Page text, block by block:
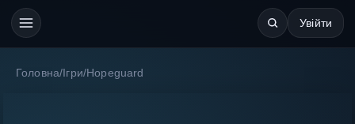
Увійти
Головна/ Ігри/Hopeguard